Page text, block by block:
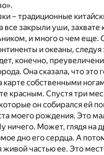
– традиционные
закрыли уши,
и много о чем еще.
и океаны,
конечно,
Она сказала, что
собственными
красным. Спустя три
он собирался ей
моего рождения. Это
ничего. Может, глядя на
дно его сердца. А
живой частью ее. Это